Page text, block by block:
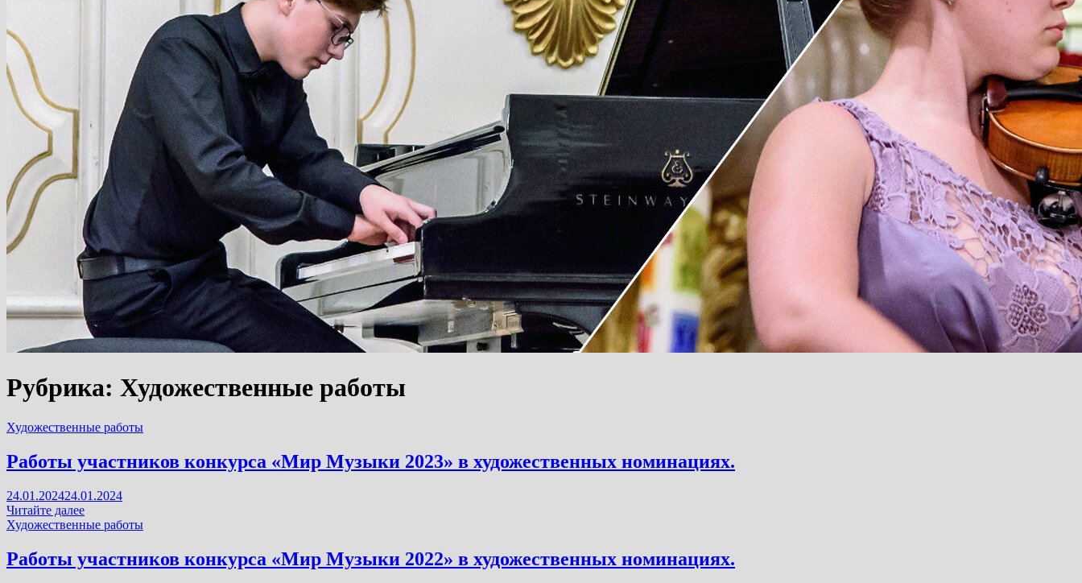
Рубрика: Художественные работы
Художественные работы
Работы участников конкурса «Мир Музыки 2023» в художественных номинациях.
24.01.202424.01.2024
Работы
участников
«Мир
Музыки
Читайте далее
Художественные работы
Работы участников конкурса «Мир Музыки 2022» в художественных номинациях.